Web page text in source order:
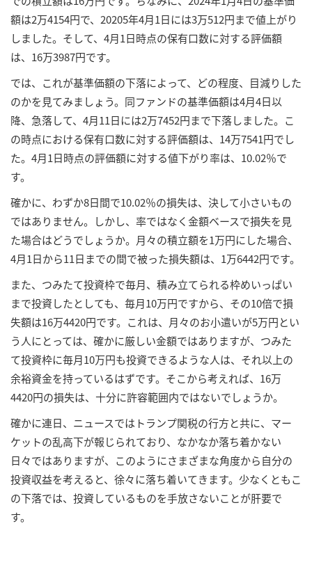
額は2万4154円で、20205年4月1日には3万512円まで値上がり
しました。そして、4月1日時点の保有口数に対する評価額
は、16万3987円です。
では、これが基準価額の下落によって、どの程度、目減りした
のかを見てみましょう。同ファンドの基準価額は4月4日以
降、急落して、4月11日には2万7452円まで下落しました。こ
の時点における保有口数に対する評価額は、14万7541円でし
た。4月1日時点の評価額に対する値下がり率は、10.02％で
す。
確かに、わずか8日間で10.02％の損失は、決して小さいもの
ではありません。しかし、率ではなく金額ベースで損失を見
た場合はどうでしょうか。月々の積立額を1万円にした場合、
4月1日から11日までの間で被った損失額は、1万6442円です。
また、つみたて投資枠で毎月、積み立てられる枠めいっぱい
まで投資したとしても、毎月10万円ですから、その10倍で損
失額は16万4420円です。これは、月々のお小遣いが5万円とい
う人にとっては、確かに厳しい金額ではありますが、つみた
て投資枠に毎月10万円も投資できるような人は、それ以上の
余裕資金を持っているはずです。そこから考えれば、16万
4420円の損失は、十分に許容範囲内ではないでしょうか。
確かに連日、ニュースではトランプ関税の行方と共に、マー
ケットの乱高下が報じられており、なかなか落ち着かない
日々ではありますが、このようにさまざまな角度から自分の
投資収益を考えると、徐々に落ち着いてきます。少なくともこ
の下落では、投資しているものを手放さないことが肝要で
す。